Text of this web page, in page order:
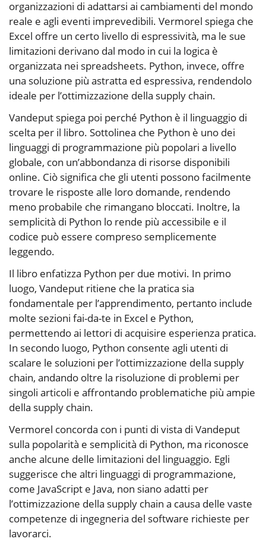
organizzazioni di adattarsi ai cambiamenti del mondo
reale e agli eventi imprevedibili. Vermorel spiega che
Excel offre un certo livello di espressività, ma le sue
limitazioni derivano dal modo in cui la logica è
organizzata nei spreadsheets. Python, invece, offre
una soluzione più astratta ed espressiva, rendendolo
ideale per l’ottimizzazione della supply chain.
Vandeput spiega poi perché Python è il linguaggio di
scelta per il libro. Sottolinea che Python è uno dei
linguaggi di programmazione più popolari a livello
globale, con un’abbondanza di risorse disponibili
online. Ciò significa che gli utenti possono facilmente
trovare le risposte alle loro domande, rendendo
meno probabile che rimangano bloccati. Inoltre, la
semplicità di Python lo rende più accessibile e il
codice può essere compreso semplicemente
leggendo.
Il libro enfatizza Python per due motivi. In primo
luogo, Vandeput ritiene che la pratica sia
fondamentale per l’apprendimento, pertanto include
molte sezioni fai-da-te in Excel e Python,
permettendo ai lettori di acquisire esperienza pratica.
In secondo luogo, Python consente agli utenti di
scalare le soluzioni per l’ottimizzazione della supply
chain, andando oltre la risoluzione di problemi per
singoli articoli e affrontando problematiche più ampie
della supply chain.
Vermorel concorda con i punti di vista di Vandeput
sulla popolarità e semplicità di Python, ma riconosce
anche alcune delle limitazioni del linguaggio. Egli
suggerisce che altri linguaggi di programmazione,
come JavaScript e Java, non siano adatti per
l’ottimizzazione della supply chain a causa delle vaste
competenze di ingegneria del software richieste per
lavorarci.